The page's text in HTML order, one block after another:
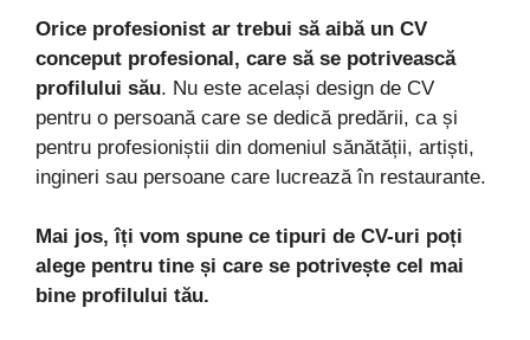
Orice profesionist ar trebui să aibă un CV
conceput profesional, care să se potrivească
profilului său. Nu este același design de CV
pentru o persoană care se dedică predării, ca și
pentru profesioniștii din domeniul sănătății, artiști,
ingineri sau persoane care lucrează în restaurante.
Mai jos, îți vom spune ce tipuri de CV-uri poți
alege pentru tine și care se potrivește cel mai
bine profilului tău.